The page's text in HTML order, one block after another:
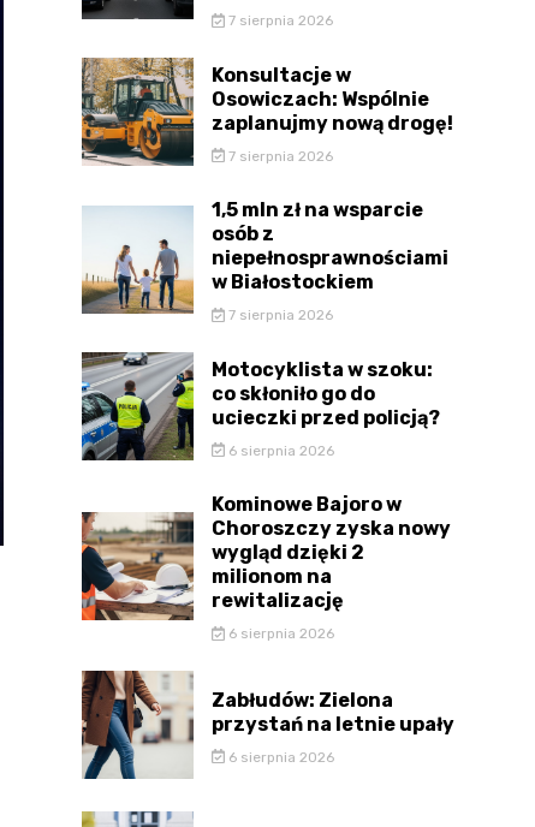
7 sierpnia 2026
Konsultacje w
Osowiczach: Wspólnie
zaplanujmy nową drogę!
7 sierpnia 2026
1,5 mln zł na wsparcie
osób z
niepełnosprawnościami
w Białostockiem
7 sierpnia 2026
Motocyklista w szoku:
co skłoniło go do
ucieczki przed policją?
6 sierpnia 2026
Kominowe Bajoro w
Choroszczy zyska nowy
wygląd dzięki 2
milionom na
rewitalizację
6 sierpnia 2026
Zabłudów: Zielona
przystań na letnie upały
6 sierpnia 2026